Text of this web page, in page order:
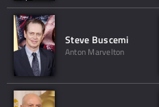
Steve Buscemi
Anton Marvelton